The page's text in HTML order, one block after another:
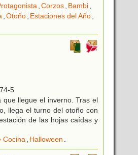
,Corzos, Bambi,
,Otoño, Estaciones del Año,
5
llegue el inverno. Tras el
llega el turno del otoño con
de las hojas caídas y
Cocina, Halloween .